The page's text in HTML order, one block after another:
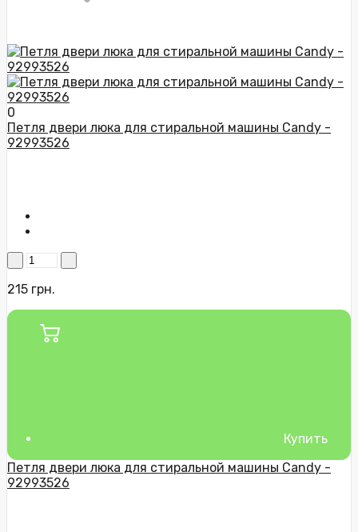
0
Петля двери люка для стиральной машины Candy -
92993526
215 грн.
Купить
Петля двери люка для стиральной машины Candy -
92993526